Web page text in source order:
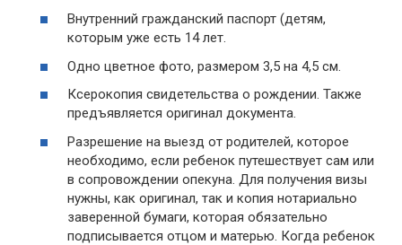
Внутренний гражданский паспорт (детям,
которым уже есть 14 лет.
Одно цветное фото, размером 3,5 на 4,5 см.
Ксерокопия свидетельства о рождении. Также
предъявляется оригинал документа.
Разрешение на выезд от родителей, которое
необходимо, если ребенок путешествует сам или
в сопровождении опекуна. Для получения визы
нужны, как оригинал, так и копия нотариально
заверенной бумаги, которая обязательно
подписывается отцом и матерью. Когда ребенок